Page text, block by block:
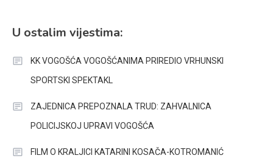
U ostalim vijestima:
KK VOGOŠĆA VOGOŠĆANIMA PRIREDIO VRHUNSKI
SPORTSKI SPEKTAKL
ZAJEDNICA PREPOZNALA TRUD: ZAHVALNICA
POLICIJSKOJ UPRAVI VOGOŠĆA
FILM O KRALJICI KATARINI KOSAČA-KOTROMANIĆ